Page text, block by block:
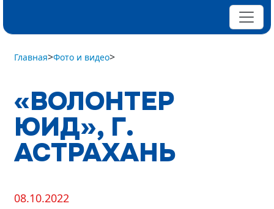
Главная>Фото и видео>
«ВОЛОНТЕР
ЮИД», Г.
АСТРАХАНЬ
08.10.2022